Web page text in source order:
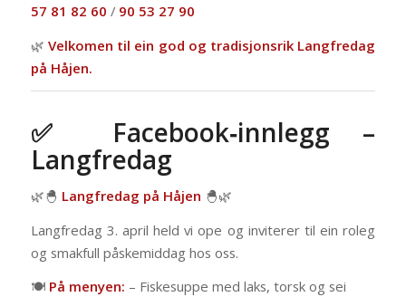
57 81 82 60 / 90 53 27 90
🌿Velkomen til ein god og tradisjonsrik Langfredag
på Håjen.
✅ Facebook‑innlegg –
Langfredag
🌿🐣 Langfredag på Håjen 🐣🌿
Langfredag 3. april held vi ope og inviterer til ein roleg
og smakfull påskemiddag hos oss.
🍽️ På menyen: – Fiskesuppe med laks, torsk og sei